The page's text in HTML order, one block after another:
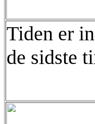
Tiden er
de sidste